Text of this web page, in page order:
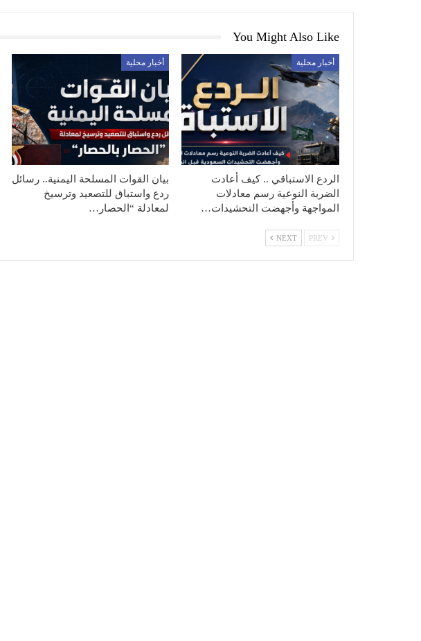
You Might Also Like
أخبار محلية
الردع الاستباقي .. كيف أعادت
الضربة النوعية رسم معادلات
المواجهة وأجهضت التحشيدات…
أخبار محلية
بيان القوات المسلحة اليمنية.. رسائل
ردع واستباق للتصعيد وترسيخ
لمعادلة “الحصار…
NEXT